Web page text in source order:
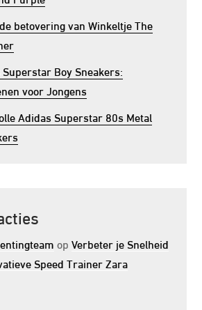
betovering van Winkeltje The
Boy Sneakers:
voor Jongens
Adidas Superstar 80s Metal
opVerbeter je Snelheid
Speed Trainer Zara